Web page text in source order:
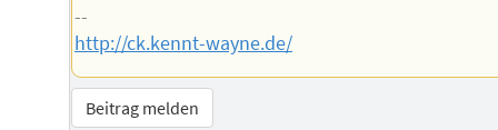
--
http://ck.kennt-wayne.de/
Beitrag melden